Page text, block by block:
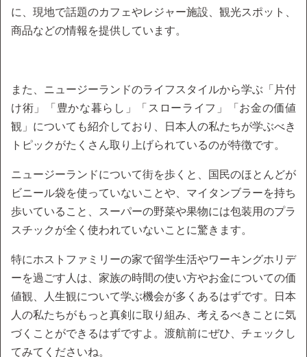
に、現地で話題のカフェやレジャー施設、観光スポット、
商品などの情報を提供しています。
また、ニュージーランドのライフスタイルから学ぶ「片付
け術」「豊かな暮らし」「スローライフ」「お金の価値
観」についても紹介しており、日本人の私たちが学ぶべき
トピックがたくさん取り上げられているのが特徴です。
ニュージーランドについて街を歩くと、国民のほとんどが
ビニール袋を使っていないことや、マイタンブラーを持ち
歩いていること、スーパーの野菜や果物には包装用のプラ
スチックが全く使われていないことに驚きます。
特にホストファミリーの家で留学生活やワーキングホリデ
ーを過ごす人は、家族の時間の使い方やお金についての価
値観、人生観について学ぶ機会が多くあるはずです。日本
人の私たちがもっと真剣に取り組み、考えるべきことに気
づくことができるはずですよ。渡航前にぜひ、チェックし
てみてくださいね。